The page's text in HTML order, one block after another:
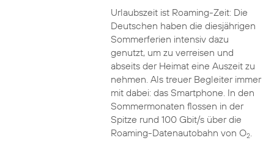
Urlaubszeit ist Roaming-Zeit: Die
Deutschen haben die diesjährigen
Sommerferien intensiv dazu
genutzt, um zu verreisen und
abseits der Heimat eine Auszeit zu
nehmen. Als treuer Begleiter immer
mit dabei: das Smartphone. In den
Sommermonaten flossen in der
Spitze rund 100 Gbit/s über die
Roaming-Datenautobahn von O2.